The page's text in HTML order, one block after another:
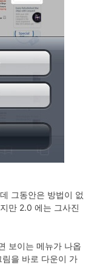
그동안은 방법이 없
만 2.0 에는 그사진
보이는 메뉴가 나옵
을 바로 다운이 가